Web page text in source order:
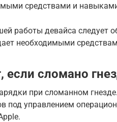
средствами и
работы девайса следует
необходимыми
если сломано
при сломанном
под управлением